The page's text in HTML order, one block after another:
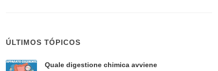
ÚLTIMOS TÓPICOS
Quale digestione chimica avviene